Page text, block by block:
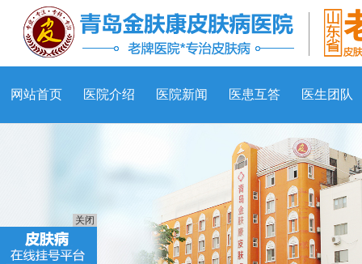
网站首页 医院介绍 医院新闻 医患互答 医生团队
关闭